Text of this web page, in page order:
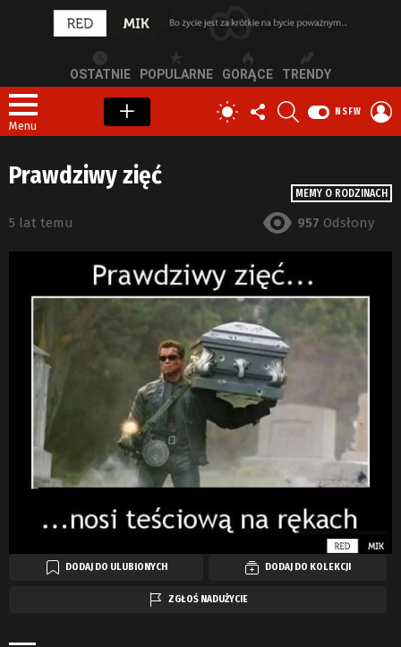
OSTATNIE POPULARNE GORĄCE TRENDY
Menu
PRZEŁĄCZ
SKÓRKĘ
OBSERWUJ
NAS
NSFW
MEMY O RODZINACH
Prawdziwy zięć
5 lat temu 957 Odsłony
DODAJ DO ULUBIONYCH DODAJ DO KOLEKCJI
ZGŁOŚ NADUŻYCIE